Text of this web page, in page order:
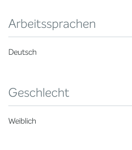
Arbeitssprachen
Deutsch
Geschlecht
Weiblich